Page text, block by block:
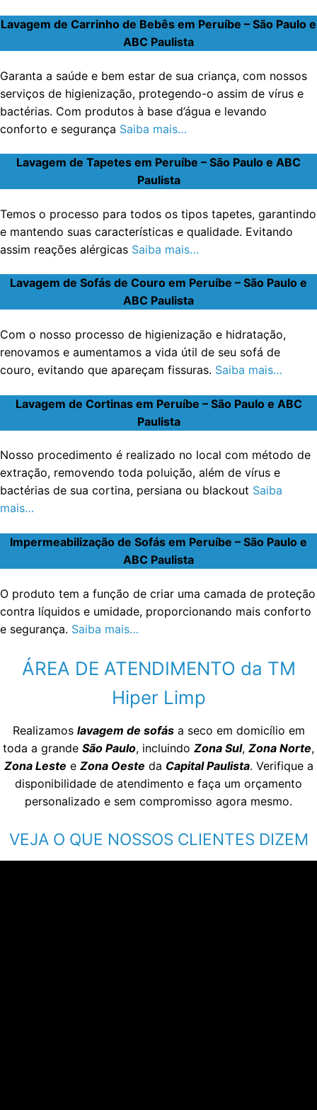
Lavagem de Carrinho de Bebês em Peruíbe – São Paulo e
ABC Paulista
Garanta a saúde e bem estar de sua criança, com nossos
serviços de higienização, protegendo-o assim de vírus e
bactérias. Com produtos à base d’água e levando
conforto e segurança Saiba mais…
Lavagem de Tapetes em Peruíbe – São Paulo e ABC
Paulista
Temos o processo para todos os tipos tapetes, garantindo
e mantendo suas características e qualidade. Evitando
assim reações alérgicas Saiba mais…
Lavagem de Sofás de Couro em Peruíbe – São Paulo e
ABC Paulista
Com o nosso processo de higienização e hidratação,
renovamos e aumentamos a vida útil de seu sofá de
couro, evitando que apareçam fissuras. Saiba mais…
Lavagem de Cortinas em Peruíbe – São Paulo e ABC
Paulista
Nosso procedimento é realizado no local com método de
extração, removendo toda poluição, além de vírus e
bactérias de sua cortina, persiana ou blackout Saiba
mais…
Impermeabilização de Sofás em Peruíbe – São Paulo e
ABC Paulista
O produto tem a função de criar uma camada de proteção
contra líquidos e umidade, proporcionando mais conforto
e segurança. Saiba mais…
ÁREA DE ATENDIMENTO da TM
Hiper Limp
Realizamos lavagem de sofása seco em domicílio em
toda a grande São Paulo, incluindo Zona Sul, Zona Norte,
Zona Leste e Zona Oeste da Capital Paulista. Verifique a
disponibilidade de atendimento e faça um orçamento
personalizado e sem compromisso agora mesmo.
VEJA O QUE NOSSOS CLIENTES DIZEM